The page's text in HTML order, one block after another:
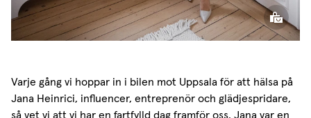
Varje gång vi hoppar in i bilen mot Uppsala för att hälsa på
Jana Heinrici, influencer, entreprenör och glädjespridare,
så vet vi att vi har en fartfylld dag framför oss. Jana var en